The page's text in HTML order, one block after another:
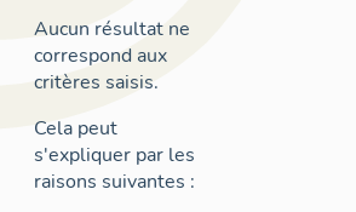
Aucun résultat ne
correspond aux
critères saisis.
Cela peut
s'expliquer par les
raisons suivantes :